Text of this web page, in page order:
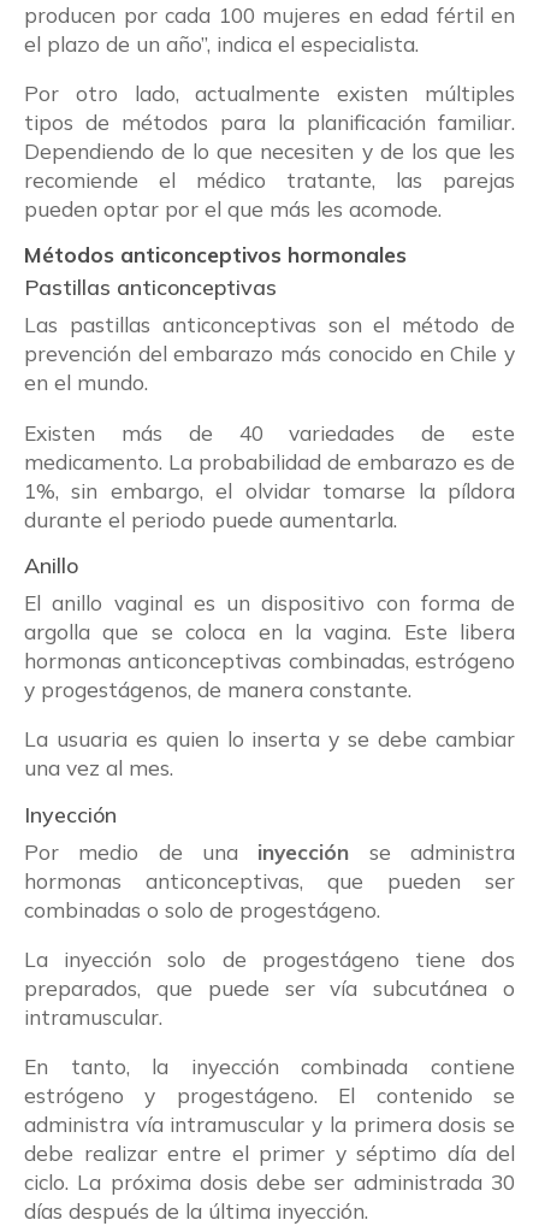
producen por cada 100 mujeres en edad fértil en
el plazo de un año”, indica el especialista.
Por otro lado, actualmente existen múltiples
tipos de métodos para la planificación familiar.
Dependiendo de lo que necesiten y de los que les
recomiende el médico tratante, las parejas
pueden optar por el que más les acomode.
Métodos anticonceptivos hormonales
Pastillas anticonceptivas
Las pastillas anticonceptivas son el método de
prevención del embarazo más conocido en Chile y
en el mundo.
Existen más de 40 variedades de este
medicamento. La probabilidad de embarazo es de
1%, sin embargo, el olvidar tomarse la píldora
durante el periodo puede aumentarla.
Anillo
El anillo vaginal es un dispositivo con forma de
argolla que se coloca en la vagina. Este libera
hormonas anticonceptivas combinadas, estrógeno
y progestágenos, de manera constante.
La usuaria es quien lo inserta y se debe cambiar
una vez al mes.
Inyección
Por medio de una inyección se administra
hormonas anticonceptivas, que pueden ser
combinadas o solo de progestágeno.
La inyección solo de progestágeno tiene dos
preparados, que puede ser vía subcutánea o
intramuscular.
En tanto, la inyección combinada contiene
estrógeno y progestágeno. El contenido se
administra vía intramuscular y la primera dosis se
debe realizar entre el primer y séptimo día del
ciclo. La próxima dosis debe ser administrada 30
días después de la última inyección.